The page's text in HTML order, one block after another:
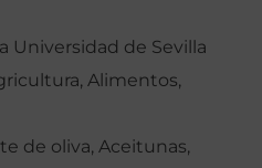
Universidad de Sevilla
Alimentos,
de oliva, Aceitunas,